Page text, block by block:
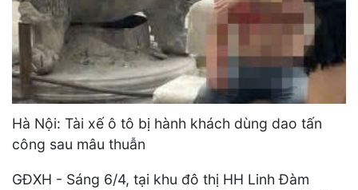
Hà Nội: Tài xế ô tô bị hành khách dùng dao tấn
công sau mâu thuẫn
GĐXH - Sáng 6/4, tại khu đô thị HH Linh Đàm